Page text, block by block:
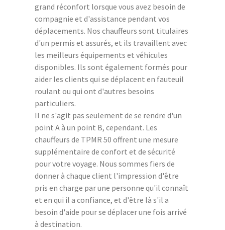
grand réconfort lorsque vous avez besoin de
compagnie et d'assistance pendant vos
déplacements. Nos chauffeurs sont titulaires
d'un permis et assurés, et ils travaillent avec
les meilleurs équipements et véhicules
disponibles. Ils sont également formés pour
aider les clients qui se déplacent en fauteuil
roulant ou qui ont d'autres besoins
particuliers.
Il ne s'agit pas seulement de se rendre d'un
point A à un point B, cependant. Les
chauffeurs de TPMR 50 offrent une mesure
supplémentaire de confort et de sécurité
pour votre voyage. Nous sommes fiers de
donner à chaque client l'impression d'être
pris en charge par une personne qu'il connaît
et en qui il a confiance, et d'être là s'il a
besoin d'aide pour se déplacer une fois arrivé
à destination.